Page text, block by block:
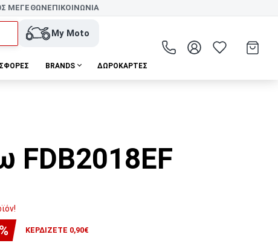
ΜΕΓΕΘΩΝΕΠΙΚΟΙΝΩΝΙΑ
My Moto
BRANDS ΔΩΡΟΚΆΡΤΕΣ
FDB2018EF
ΚΕΡΔΊΖΕΤΕ 0,90€